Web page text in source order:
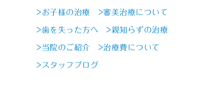
>お子様の治療 >審美治療について
>歯を失った方へ >親知らずの治療
>当院のご紹介 >治療費について
>スタッフブログ